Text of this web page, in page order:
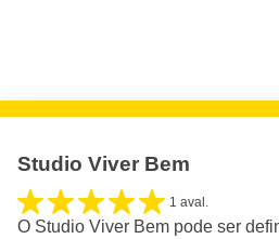
Studio Viver Bem
1 aval.
O Studio Viver Bem pode ser